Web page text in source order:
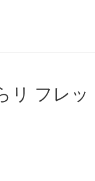
リ フレッ